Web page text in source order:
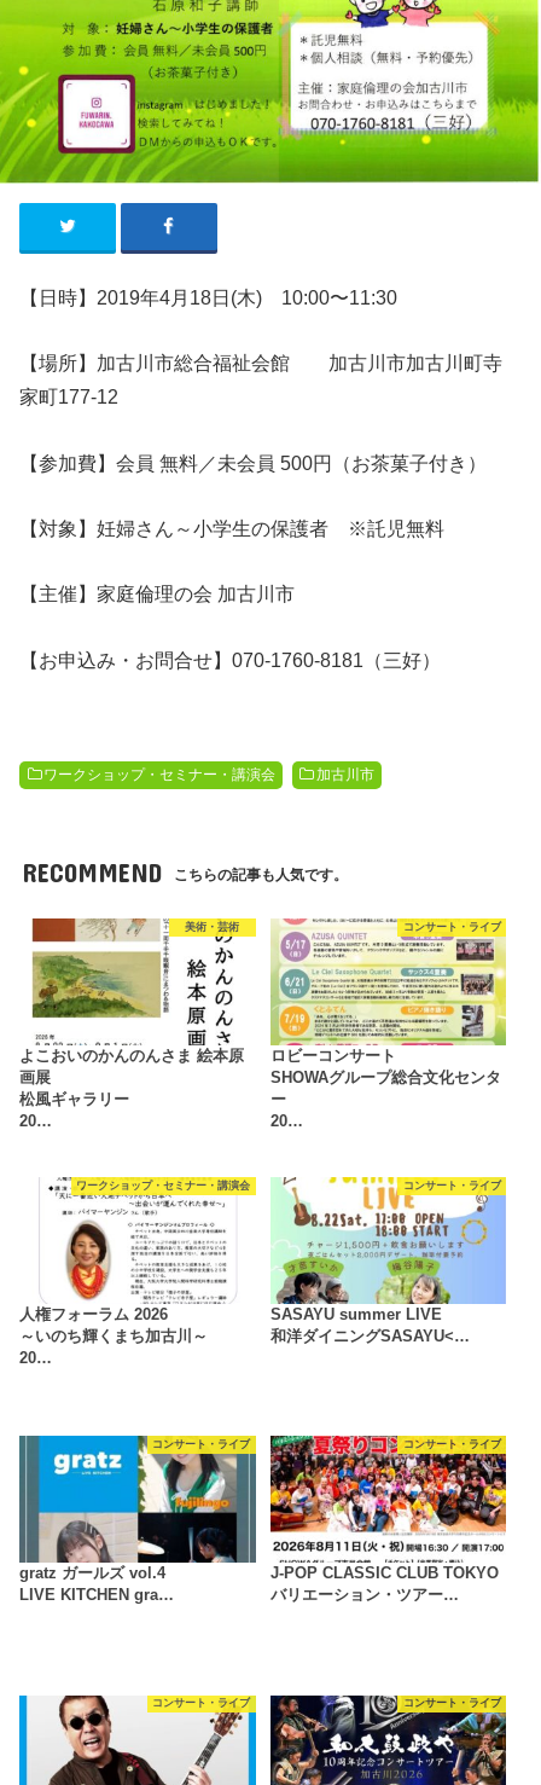
【日時】2019年4月18日(木) 10:00〜11:30
【場所】 加古川市総合福祉会館 加古川市加古川町寺
家町177-12
【参加費】会員 無料／未会員 500円（お茶菓子付き）
【対象】妊婦さん～小学生の保護者 ※託児無料
【主催】家庭倫理の会 加古川市
【お申込み・お問合せ】070-1760-8181（三好）
ワークショップ・セミナー・講演会 加古川市
RECOMMEND こちらの記事も人気です。
美術・芸術
よこおいのかんのんさま 絵本原
画展
松風ギャラリー
20…
コンサート・ライブ
ロビーコンサート
SHOWAグループ総合文化センタ
ー
20…
ワークショップ・セミナー・講演会
人権フォーラム 2026
～いのち輝くまち加古川～
20…
コンサート・ライブ
SASAYU summer LIVE
和洋ダイニングSASAYU<…
コンサート・ライブ
gratz ガールズ vol.4
LIVE KITCHEN gra…
コンサート・ライブ
J-POP CLASSIC CLUB TOKYO
バリエーション・ツアー…
コンサート・ライブ コンサート・ライブ